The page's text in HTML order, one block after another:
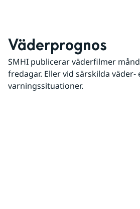
Väderprognos
SMHI publicerar väderfilmer
fredagar. Eller vid särskilda väder-
varningssituationer.